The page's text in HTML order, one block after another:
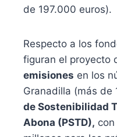
de 197.000 euros).
Respecto a los
figuran el proyecto
emisiones en los
Granadilla (más de
de Sostenibilidad
Abona (PSTD),